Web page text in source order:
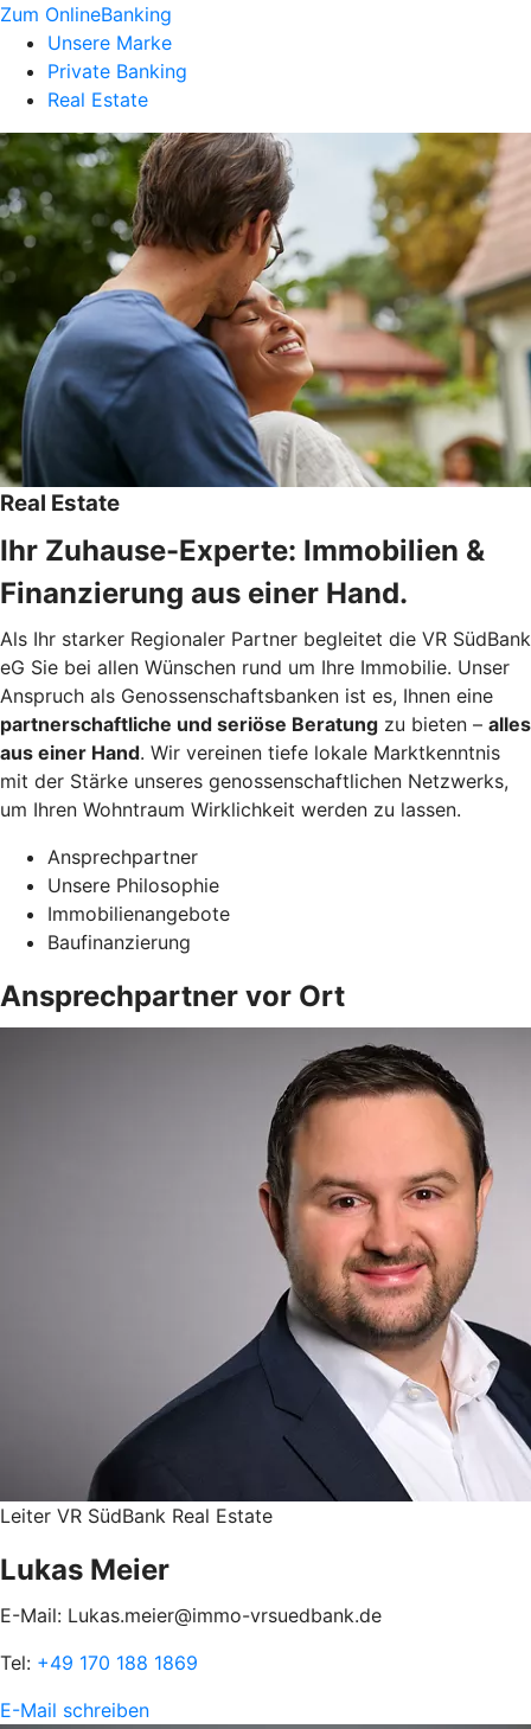
Zum OnlineBanking
Unsere Marke
Private Banking
Real Estate
Real Estate
Ihr Zuhause-Experte: Immobilien &
Finanzierung aus einer Hand.
Als Ihr starker Regionaler Partner begleitet die VR SüdBank
eG Sie bei allen Wünschen rund um Ihre Immobilie. Unser
Anspruch als Genossenschaftsbanken ist es, Ihnen eine
partnerschaftliche und seriöse Beratung zu bieten – alles
aus einer Hand. Wir vereinen tiefe lokale Marktkenntnis
mit der Stärke unseres genossenschaftlichen Netzwerks,
um Ihren Wohntraum Wirklichkeit werden zu lassen.
Ansprechpartner
Unsere Philosophie
Immobilienangebote
Baufinanzierung
Ansprechpartner vor Ort
Leiter VR SüdBank Real Estate
Lukas Meier
E-Mail: Lukas.meier@immo-vrsuedbank.de
Tel: +49 170 188 1869
E-Mail schreiben